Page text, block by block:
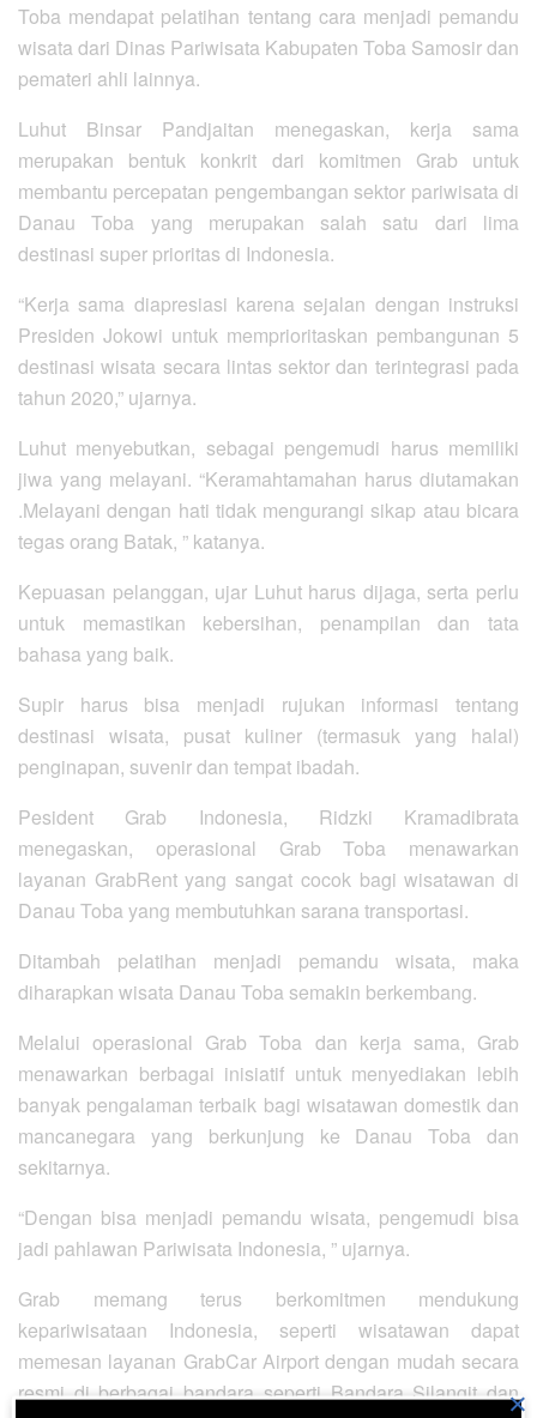
Toba mendapat pelatihan tentang cara menjadi pemandu
wisata dari Dinas Pariwisata Kabupaten Toba Samosir dan
pemateri ahli lainnya.
Luhut Binsar Pandjaitan menegaskan, kerja sama
merupakan bentuk konkrit dari komitmen Grab untuk
membantu percepatan pengembangan sektor pariwisata di
Danau Toba yang merupakan salah satu dari lima
destinasi super prioritas di Indonesia.
“Kerja sama diapresiasi karena sejalan dengan instruksi
Presiden Jokowi untuk memprioritaskan pembangunan 5
destinasi wisata secara lintas sektor dan terintegrasi pada
tahun 2020,” ujarnya.
Luhut menyebutkan, sebagai pengemudi harus memiliki
jiwa yang melayani. “Keramahtamahan harus diutamakan
.Melayani dengan hati tidak mengurangi sikap atau bicara
tegas orang Batak, ” katanya.
Kepuasan pelanggan, ujar Luhut harus dijaga, serta perlu
untuk memastikan kebersihan, penampilan dan tata
bahasa yang baik.
Supir harus bisa menjadi rujukan informasi tentang
destinasi wisata, pusat kuliner (termasuk yang halal)
penginapan, suvenir dan tempat ibadah.
Pesident Grab Indonesia, Ridzki Kramadibrata
menegaskan, operasional Grab Toba menawarkan
layanan GrabRent yang sangat cocok bagi wisatawan di
Danau Toba yang membutuhkan sarana transportasi.
Ditambah pelatihan menjadi pemandu wisata, maka
diharapkan wisata Danau Toba semakin berkembang.
Melalui operasional Grab Toba dan kerja sama, Grab
menawarkan berbagai inisiatif untuk menyediakan lebih
banyak pengalaman terbaik bagi wisatawan domestik dan
mancanegara yang berkunjung ke Danau Toba dan
sekitarnya.
“Dengan bisa menjadi pemandu wisata, pengemudi bisa
jadi pahlawan Pariwisata Indonesia, ” ujarnya.
Grab memang terus berkomitmen mendukung
kepariwisataan Indonesia, seperti wisatawan dapat
memesan layanan GrabCar Airport dengan mudah secara
resmi di berbagai bandara seperti Bandara Silangit dan×